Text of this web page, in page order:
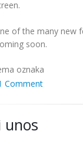
of the many new
soon.
oznaka
Comment
unos